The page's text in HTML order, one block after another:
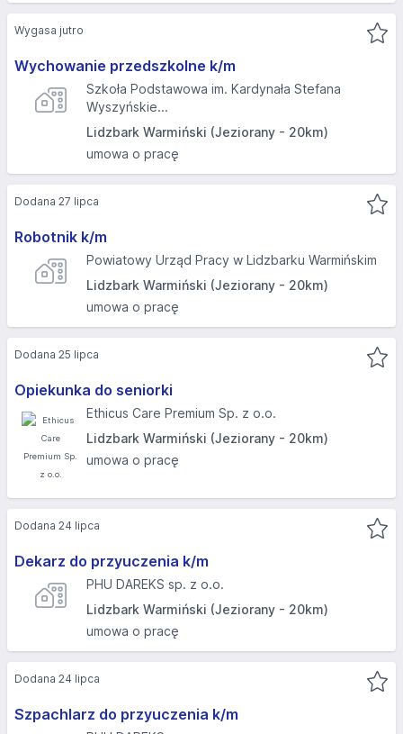
Wychowanie przedszkolne k/m
Szkoła Podstawowa im. Kardynała Stefana
Wyszyńskie...
Lidzbark Warmiński (Jeziorany - 20km)
umowa o pracę
Wygasa jutro
Robotnik k/m
Powiatowy Urząd Pracy w Lidzbarku Warmińskim
Lidzbark Warmiński (Jeziorany - 20km)
umowa o pracę
Dodana 27 lipca
Opiekunka do seniorki
Ethicus Care Premium Sp. z o.o.
Lidzbark Warmiński (Jeziorany - 20km)
umowa o pracę
Dodana 25 lipca
Dekarz do przyuczenia k/m
PHU DAREKS sp. z o.o.
Lidzbark Warmiński (Jeziorany - 20km)
umowa o pracę
Dodana 24 lipca
Szpachlarz do przyuczenia k/m
Dodana 24 lipca